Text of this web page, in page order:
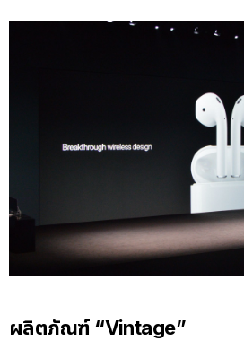
ผลิตภัณฑ์ “Vintage”